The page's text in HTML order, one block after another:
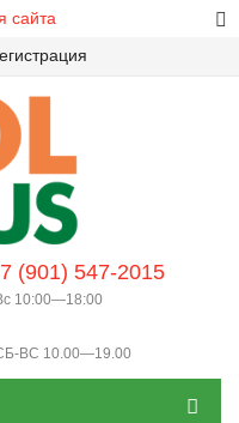
сайта
(901) 547-2015
10:00—18:00
ВС 10.00—19.00